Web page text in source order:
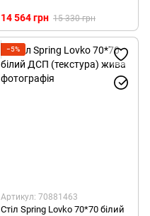
14 564 грн 15 330 грн
−5%
Артикул: 70881463
Стіл Spring Lovko 70*70 білий